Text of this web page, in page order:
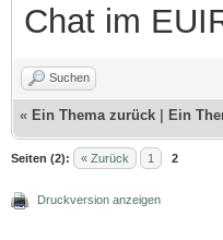
Chat im
Suchen
« Ein Thema zurück Ein
Seiten (2): « Zurück 1 2
Druckversion anzeigen